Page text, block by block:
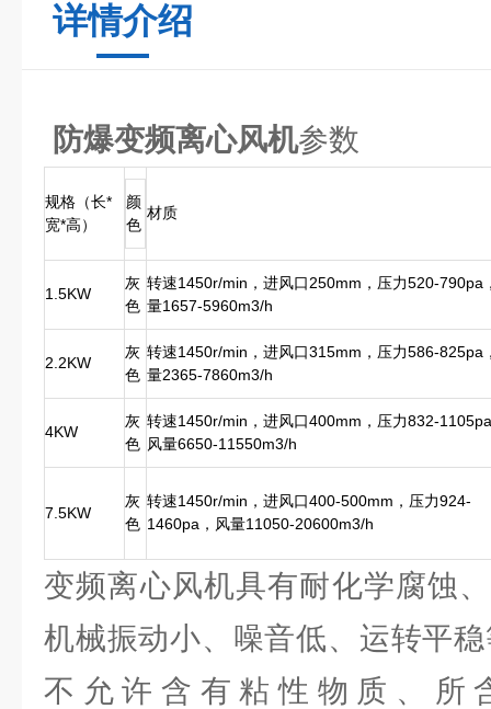
详情介绍
防爆变频离心风机参数
规格（长*
宽*高）
颜
色
材质
1.5KW
灰
色
转速1450r/min，进风口250mm，压力520-790pa
量1657-5960m3/h
2.2KW
灰
色
转速1450r/min，进风口315mm，压力586-825pa
量2365-7860m3/h
4KW
灰
色
转速1450r/min，进风口400mm，压力832-
风量6650-11550m3/h
7.5KW
灰
色
转速1450r/min，进风口400-500mm，压力924-
1460pa，风量11050-20600m3/h
变频离心风机具有耐化学腐蚀
机械振动小、噪音低、运转平
不允许含有粘性物质、所